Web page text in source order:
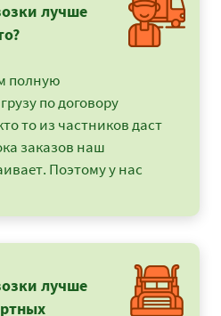
лучше
полную
по договору
то из частников даст
заказов наш
Поэтому у нас
лучше